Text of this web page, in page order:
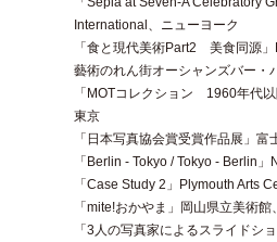
International、ニューヨーク
「食と現代美術Part2 美食同源
藝術のれん街オーシャンズバー・
「MOTコレクション 1960年代
東京
「日本写真協会賞受賞作品展」
「Berlin - Tokyo / Tokyo - Berlin
「Case Study 2」Plymouth
「mite!おかやま」岡山県立美術館
「3人の写真家によるスライドシ